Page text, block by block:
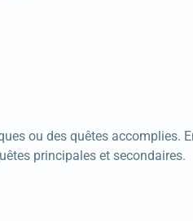
ou des quêtes accomplies.
principales et secondaires.